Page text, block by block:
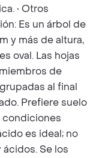
• Otros
Es un árbol de
y más de altura,
oval. Las hojas
de
al final
Prefiere suelo
condiciones
es ideal; no
Se los